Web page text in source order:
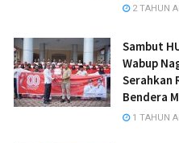
2 TAHUN
Sambut
Wabup
Serahkan
Bendera
1 TAHUN